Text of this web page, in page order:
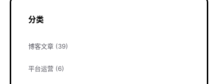
分类
博客文章 (39)
平台运营 (6)